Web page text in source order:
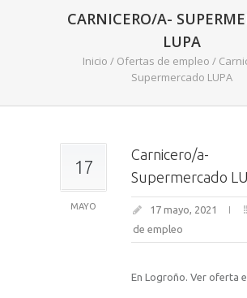
CARNICERO/A-
LUPA
Inicio / Ofertas de empleo /
Supermercado LUPA
17
MAYO
Carnicero/a-
Supermercado
17 mayo, 2021
de empleo
En Logroño. Ver oferta